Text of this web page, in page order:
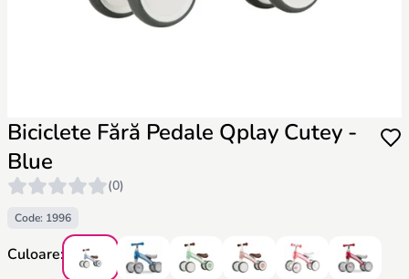
Biciclete Fără Pedale Qplay Cutey -
Blue
(0)
Code: 1996
Culoare: